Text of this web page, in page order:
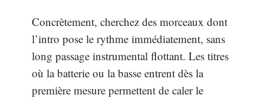
Concrètement, cherchez des morceaux dont
l’intro pose le rythme immédiatement, sans
long passage instrumental flottant. Les titres
où la batterie ou la basse entrent dès la
première mesure permettent de caler le